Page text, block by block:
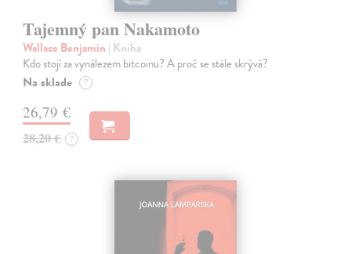
Tajemný pan Nakamoto
Wallace Benjamin | Kniha
Kdo stojí za vynálezem bitcoinu? A proč se stále skrývá?
Na sklade ?
26,79 €
28,20 € ?